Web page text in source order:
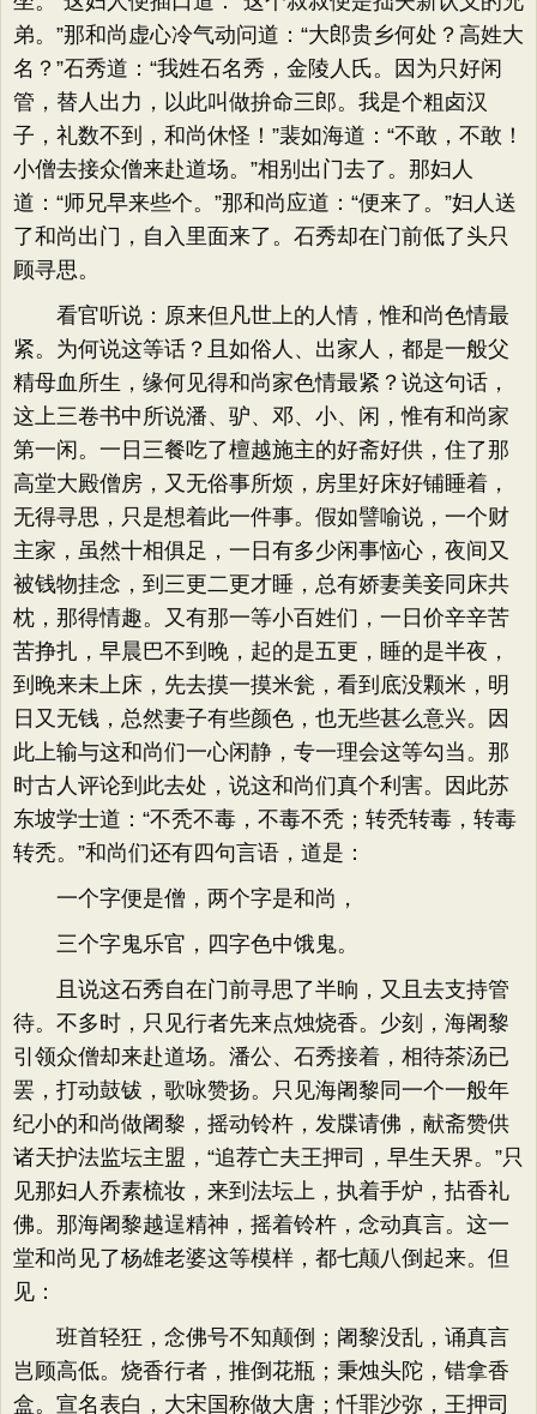
弟。”那和尚虚心冷气动问道：“大郎贵乡何处？高姓大
名？”石秀道：“我姓石名秀，金陵人氏。因为只好闲
管，替人出力，以此叫做拚命三郎。我是个粗卤汉
子，礼数不到，和尚休怪！”裴如海道：“不敢，不敢！
小僧去接众僧来赴道场。”相别出门去了。那妇人
道：“师兄早来些个。”那和尚应道：“便来了。”妇人送
了和尚出门，自入里面来了。石秀却在门前低了头只
顾寻思。
看官听说：原来但凡世上的人情，惟和尚色情最
紧。为何说这等话？且如俗人、出家人，都是一般父
精母血所生，缘何见得和尚家色情最紧？说这句话，
这上三卷书中所说潘、驴、邓、小、闲，惟有和尚家
第一闲。一日三餐吃了檀越施主的好斋好供，住了那
高堂大殿僧房，又无俗事所烦，房里好床好铺睡着，
无得寻思，只是想着此一件事。假如譬喻说，一个财
主家，虽然十相俱足，一日有多少闲事恼心，夜间又
被钱物挂念，到三更二更才睡，总有娇妻美妾同床共
枕，那得情趣。又有那一等小百姓们，一日价辛辛苦
苦挣扎，早晨巴不到晚，起的是五更，睡的是半夜，
到晚来未上床，先去摸一摸米瓮，看到底没颗米，明
日又无钱，总然妻子有些颜色，也无些甚么意兴。因
此上输与这和尚们一心闲静，专一理会这等勾当。那
时古人评论到此去处，说这和尚们真个利害。因此苏
东坡学士道：“不秃不毒，不毒不秃；转秃转毒，转毒
转秃。”和尚们还有四句言语，道是：
一个字便是僧，两个字是和尚，
三个字鬼乐官，四字色中饿鬼。
且说这石秀自在门前寻思了半晌，又且去支持管
待。不多时，只见行者先来点烛烧香。少刻，海阇黎
引领众僧却来赴道场。潘公、石秀接着，相待茶汤已
罢，打动鼓钹，歌咏赞扬。只见海阇黎同一个一般年
纪小的和尚做阇黎，摇动铃杵，发牒请佛，献斋赞供
诸天护法监坛主盟，“追荐亡夫王押司，早生天界。”只
见那妇人乔素梳妆，来到法坛上，执着手炉，拈香礼
佛。那海阇黎越逞精神，摇着铃杵，念动真言。这一
堂和尚见了杨雄老婆这等模样，都七颠八倒起来。但
见：
班首轻狂，念佛号不知颠倒；阇黎没乱，诵真言
岂顾高低。烧香行者，推倒花瓶；秉烛头陀，错拿香
盒。宣名表白，大宋国称做大唐；忏罪沙弥，王押司